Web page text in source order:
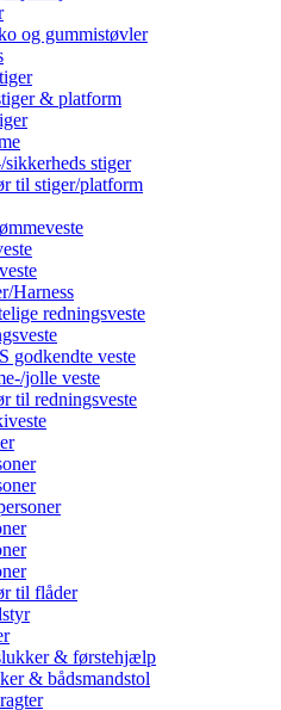
og gummistøvler
& platform
stiger
til stiger/platform
Harness
redningsveste
godkendte veste
jolle veste
til redningsveste
til flåder
& førstehjælp
& bådsmandstol